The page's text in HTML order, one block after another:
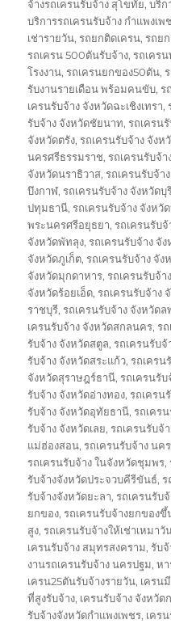
จ้างรถเครนรับจ้าง สุโขทัย,บริก
บริการรถเครนรับจ้าง กำแพงเพ
เช่ารายวัน,รถยกติดเครน,รถย
รถเครน 500ตันรับจ้าง,รถเคร
โรงงาน,รถเครนยกของ50ตัน,
รับงานรายเดือน พร้อมคนขับ,ร
เครนรับจ้าง จังหวัดฉะเชิงเทรา,
รับจ้าง จังหวัดชัยนาท,รถเครน
จังหวัดตรัง,รถเครนรับจ้าง จังห
นครศรีธรรมราช,รถเครนรับจ้
จังหวัดนราธิวาส,รถเครนรับจ้า
บึงกาฬ,รถเครนรับจ้าง จังหวัดบุ
ปทุมธานี,รถเครนรับจ้าง จังหวั
พระนครศรีอยุธยา,รถเครนรับจ้
จังหวัดพัทลุง,รถเครนรับจ้าง จั
จังหวัดภูเก็ต,รถเครนรับจ้าง จั
จังหวัดมุกดาหาร,รถเครนรับจ้า
จังหวัดร้อยเอ็ด,รถเครนรับจ้าง
ราชบุรี,รถเครนรับจ้าง จังหวัดล
เครนรับจ้าง จังหวัดสกลนคร,ร
รับจ้าง จังหวัดสตูล,รถเครนรับ
รับจ้าง จังหวัดสระแก้ว,รถเครน
จังหวัดสุราษฎร์ธานี,รถเครนรั
รับจ้าง จังหวัดอ่างทอง,รถเครน
รับจ้าง จังหวัดอุทัยธานี,รถเคร
รับจ้าง จังหวัดเลย,รถเครนรับจ้
แม่ฮ่องสอน,รถเครนรับจ้าง นค
รถเครนรับจ้าง ในจังหวัดชุมพร,
รับจ้างจังหวัดประจวบคีรีขันธ์,ร
รับจ้างจังหวัดยะลา,รถเครนรับ
ยกของ,รถเครนรับจ้างยกของขึ้
สูง,รถเครนรับจ้างให้เช่าเหมาวั
เครนรับจ้าง สมุทรสงคราม,รับ
งานรถเครนรับจ้าง นครปฐม,หา
เครน25ตันรับจ้างรายวัน, เครน
ที่สูงรับจ้าง, เครนรับจ้าง จังหวัด
รับจ้างจังหวัดกำแพงเพชร, เคร